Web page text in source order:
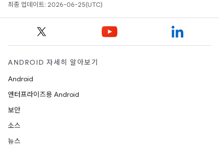
최종 업데이트: 2026-06-25(UTC)
ANDROID 자세히 알아보기
Android
엔터프라이즈용 Android
보안
소스
뉴스